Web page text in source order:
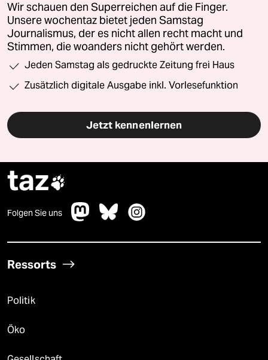
Wir schauen den Superreichen auf die Finger.
Unsere wochentaz bietet jeden Samstag
Journalismus, der es nicht allen recht macht und
Stimmen, die woanders nicht gehört werden.
Jeden Samstag als gedruckte Zeitung frei Haus
Zusätzlich digitale Ausgabe inkl. Vorlesefunktion
Jetzt kennenlernen
taz
Folgen Sie uns
Ressorts
Politik
Öko